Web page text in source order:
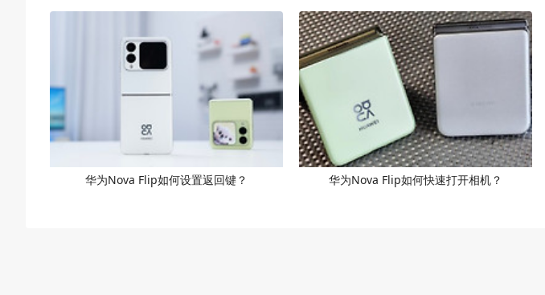
华为Nova Flip如何设置返回键？ 华为Nova Flip如何快速打开相机？